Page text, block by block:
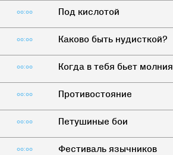
00:00 Под кислотой
00:00 Каково быть нудисткой?
00:00 Когда в тебя бьет молния
00:00 Противостояние
00:00 Петушиные бои
00:00 Фестиваль язычников